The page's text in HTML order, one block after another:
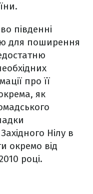
південні
для поширення
про її
як
Нілу в
окремо від
році.